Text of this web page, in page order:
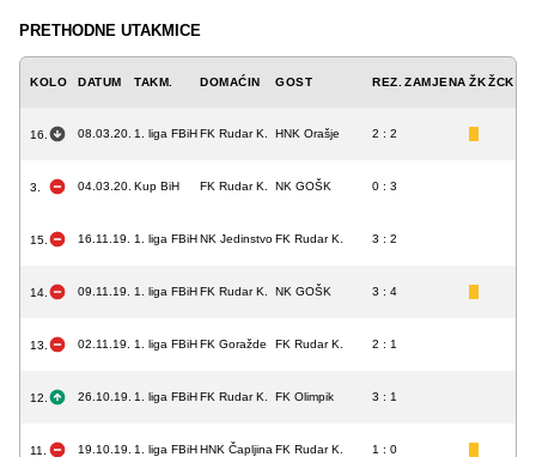
PRETHODNE UTAKMICE
KOLO DATUM TAKM. DOMAĆIN GOST REZ. ZAMJENA ŽKŽCK
16. 08.03.20. 1. liga FBiHFK Rudar K. HNK Orašje 2 : 2
3. 04.03.20. Kup BiH FK Rudar K. NK GOŠK 0 : 3
15. 16.11.19. 1. liga FBiHNK JedinstvoFK Rudar K. 3 : 2
14. 09.11.19. 1. liga FBiHFK Rudar K. NK GOŠK 3 : 4
13. 02.11.19. 1. liga FBiHFK Goražde FK Rudar K. 2 : 1
12. 26.10.19. 1. liga FBiHFK Rudar K. FK Olimpik 3 : 1
11. 19.10.19. 1. liga FBiHHNK Čapljina FK Rudar K. 1 : 0